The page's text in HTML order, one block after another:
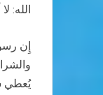
الله:
إِن
يُعطي